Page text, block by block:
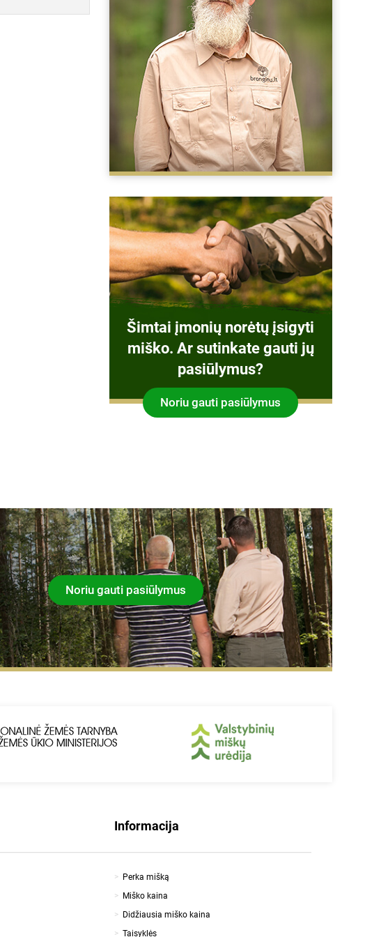
Šimtai įmonių norėtų įsigyti
miško. Ar sutinkate gauti jų
pasiūlymus?
Noriu gauti pasiūlymus
Noriu gauti pasiūlymus
Informacija
Perka mišką
Miško kaina
Didžiausia miško kaina
Taisyklės